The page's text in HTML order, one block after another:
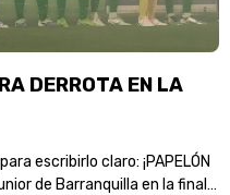
DERROTA EN LA
escribirlo claro: ¡PAPELÓN
de Barranquilla en la final